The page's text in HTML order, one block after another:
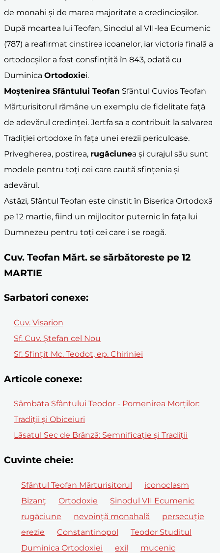
de monahi și de marea majoritate a credincioșilor.
După moartea lui Teofan, Sinodul al VII-lea Ecumenic
(787) a reafirmat cinstirea icoanelor, iar victoria finală a
ortodocșilor a fost consfințită în 843, odată cu
Duminica Ortodoxiei.
Moștenirea Sfântului Teofan Sfântul Cuvios Teofan
Mărturisitorul rămâne un exemplu de fidelitate față
de adevărul credinței. Jertfa sa a contribuit la salvarea
Tradiției ortodoxe în fața unei erezii periculoase.
Privegherea, postirea, rugăciunea și curajul său sunt
modele pentru toți cei care caută sfințenia și
adevărul.
Astăzi, Sfântul Teofan este cinstit în Biserica Ortodoxă
pe 12 martie, fiind un mijlocitor puternic în fața lui
Dumnezeu pentru toți cei care i se roagă.
Cuv. Teofan Mărt. se sărbătoreste pe 12
MARTIE
Sarbatori conexe:
Cuv. Visarion
Sf. Cuv. Ştefan cel Nou
Sf. Sfințit Mc. Teodot, ep. Chiriniei
Articole conexe:
Sâmbăta Sfântului Teodor - Pomenirea Morților:
Tradiții și Obiceiuri
Lăsatul Sec de Brânză: Semnificație și Tradiții
Cuvinte cheie:
Sfântul Teofan Mărturisitorul
iconoclasm
Bizanț
Ortodoxie
Sinodul VII Ecumenic
rugăciune
nevoință monahală
persecuție
erezie
Constantinopol
Teodor Studitul
Duminica Ortodoxiei
exil mucenic